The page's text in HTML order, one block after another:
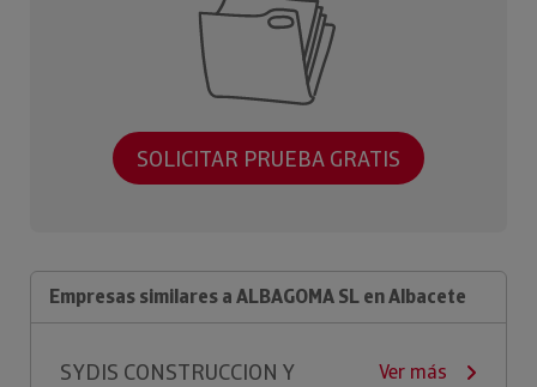
SOLICITAR PRUEBA GRATIS
Empresas similares a ALBAGOMA SL en Albacete
SYDIS CONSTRUCCION Y
Ver más